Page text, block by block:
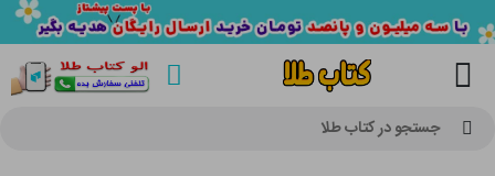
جستجو در کتاب طلا